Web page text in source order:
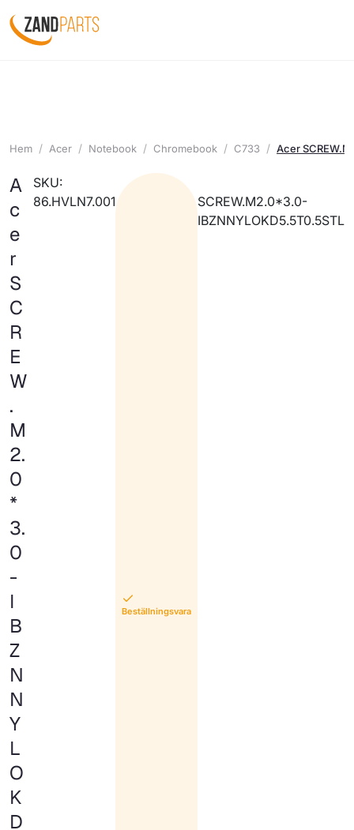
Hem Acer Notebook Chromebook C733 Acer
A
c
e
r
S
C
R
E
W
.
M
2.
0
*
3.
0
-
I
B
Z
N
N
Y
L
O
K
D
SKU:
86.HVLN7.001
Beställningsvara
SCREW.M2.0*3.0-
IBZNNYLOKD5.5T0.5STL